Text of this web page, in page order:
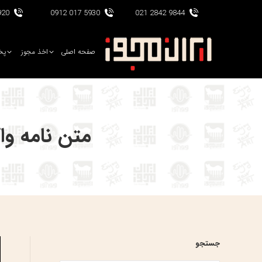
9844 2842 021
5930 017 0912
0912
صفحه اصلی اخذ مجوز
متن نامه
جستجو